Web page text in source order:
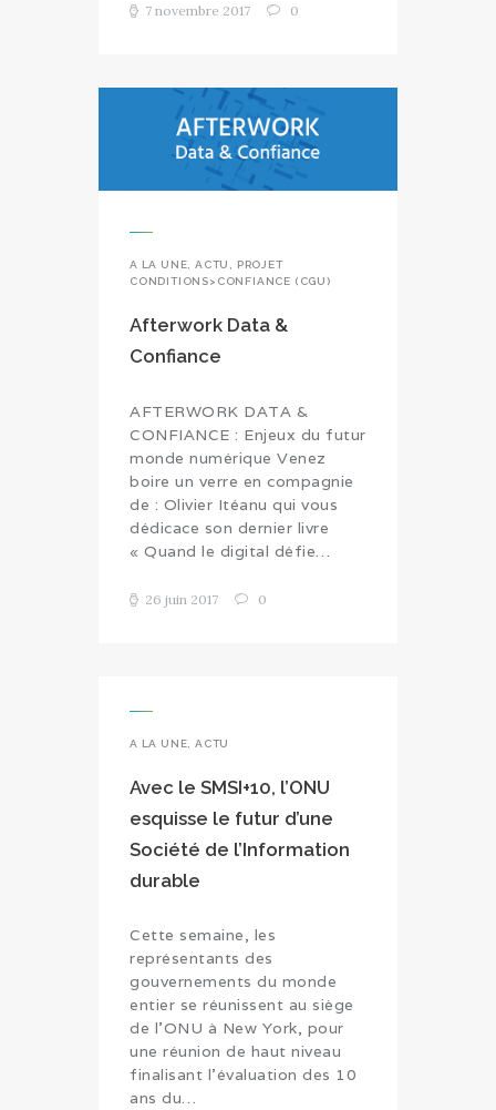
7 novembre 2017 0
A LA UNE ,ACTU
PROJET
CONDITIONS>CONFIANCE (CGU)
Afterwork Data &
Confiance
AFTERWORK DATA &
CONFIANCE : Enjeux du futur
monde numérique Venez
boire un verre en compagnie
de : Olivier Itéanu qui vous
dédicace son dernier livre
« Quand le digital défie…
26 juin 2017 0
A LA UNE ,ACTU
Avec le SMSI+10, l’ONU
esquisse le futur d’une
Société de l’Information
durable
Cette semaine, les
représentants des
gouvernements du monde
entier se réunissent au siège
de l’ONU à New York, pour
une réunion de haut niveau
finalisant l’évaluation des 10
ans du…